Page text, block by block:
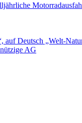
auf Deutsch „Welt-
AG